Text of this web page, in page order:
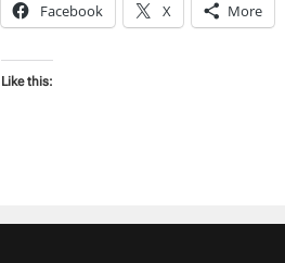
Facebook X More
Like this: